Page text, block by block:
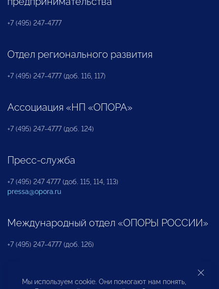
+7 (495) 247-4777
Отдел регионального развития
+7 (495) 247-4777 (доб. 116, 117)
Ассоциация «НП «ОПОРА»
+7 (495) 247-4777 (доб. 124)
Пресс-служба
+7 (495) 247 4777 (доб. 115, 114, 113)
pressa@opora.ru
Международный отдел «ОПОРЫ РОССИИ»
+7 (495) 247-4777 (доб. 126)
Бюро по защите прав предпринимателей и
Мы используем cookie. Они помогают нам понять,